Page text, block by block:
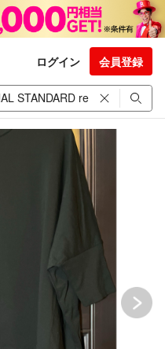
ログイン 会員登録